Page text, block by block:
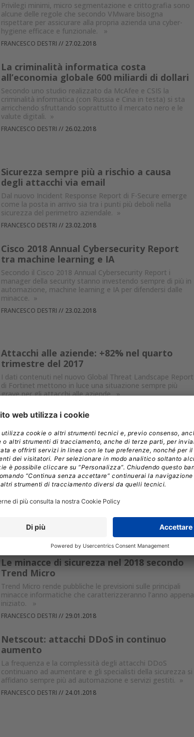
Privilegi minimi, micro segmentazione e crittografia sono
alcune delle regole che secondo VMware bisogna
rispettare per assicurare alla propria azienda una cyber-
hygiene efficace e funzionale.
»
FRANCESCO DESTRI // 27.02.2018
La criminalità informatica costa
all’economia globale 600 miliardi di dollari
Secondo uno studio realizzato da McAfee e CSIS la
criminalità informatica (con Russia e Cina in testa) si sta
arricchendo sfruttando soprattutto il mercato nero e le
valute digitali. »
FRANCESCO DESTRI // 26.02.2018
Sicurezza sempre più a rischio a causa
degli attacchi via email
Dal nuovo Incident Response Report di F-Secure emerge
come la posta in arrivo sia tra i punti più deboli nella
sicurezza del perimetro aziendale. »
FRANCESCO DESTRI // 23.02.2018
Cisco 2018 Annual Cybersecurity Report
tra machine learning e IA
Secondo il Cisco 2018 Annual Cybersecurity Report i
manager della security stanno investendo sempre di più in
automazione, machine learning e IA per difendersi dalle
minacce. »
FRANCESCO DESTRI // 23.02.2018
Attacchi alle aziende: +82% nel quarto
trimestre del 2017
I dati contenuti nel nuovo Global Threat Landscape Report
di Fortinet mettono in luce una situazione sempre più
grave per gli attacchi alle aziende.»
Sicurezza in Italia nel 2017: 16 milioni di
utenti sotto attacco
Il Norton Cyber Security Insights Report 2017 di Symantec
dipinge uno scenario della sicurezza in Italia a dir poco
fosco.»
Le minacce di sicurezza nel 2018 secondo
Trend Micro
Trend Micro rende pubbliche le previsioni sulle principali
minacce informatiche che caratterizzeranno l’anno appena
iniziato.
»
FRANCESCO DESTRI // 29.01.2018
Netscout: attacchi DDoS in continuo
aumento
La frequenza e la complessità degli attacchi DDoS
continuano ad aumentare e gli specialisti della sicurezza si
affidano sempre più ad automazione e servizi gestiti. »
FRANCESCO DESTRI // 24.01.2018